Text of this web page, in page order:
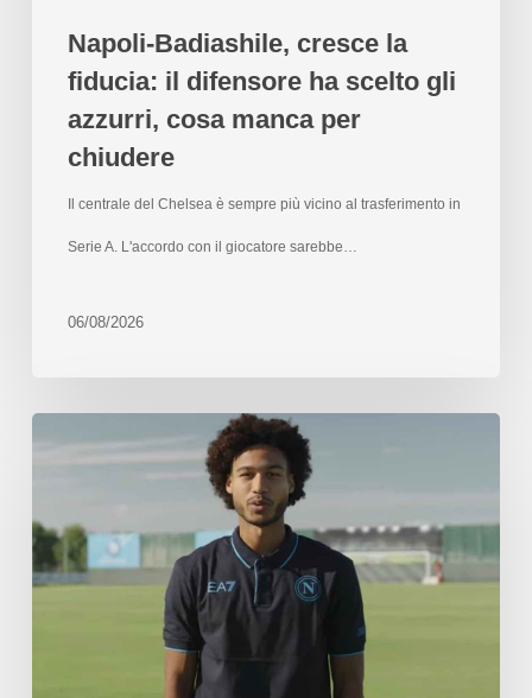
Napoli-Badiashile, cresce la
fiducia: il difensore ha scelto gli
azzurri, cosa manca per
chiudere
Il centrale del Chelsea è sempre più vicino al trasferimento in
Serie A. L'accordo con il giocatore sarebbe…
06/08/2026